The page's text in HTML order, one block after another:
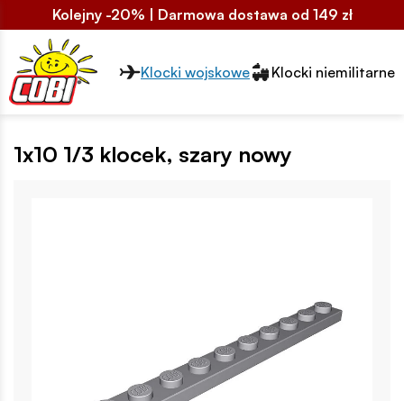
Kolejny -20% | Darmowa dostawa od 149 zł
Przełącznik segmentów2
Klocki wojskowe Klocki niemilitarne
1x10 1/3 klocek, szary nowy